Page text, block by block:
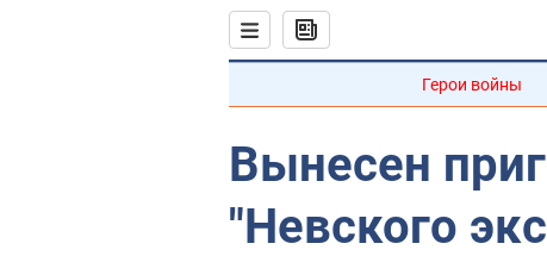
Герои войны
Вынесен
"Невского